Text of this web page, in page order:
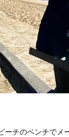
ーチのベンチでメ